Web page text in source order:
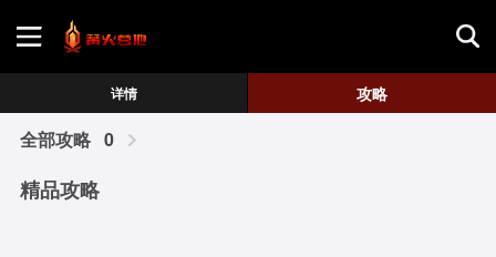
详情 攻略
全部攻略 0
精品攻略